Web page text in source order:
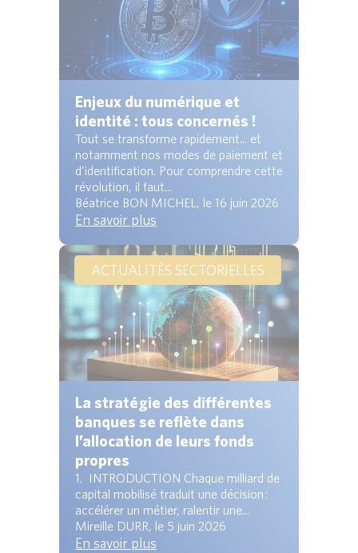
Enjeux du numérique et
identité : tous concernés !
Tout se transforme rapidement... et
notamment nos modes de paiement et
d'identification. Pour comprendre cette
révolution, il faut...
Béatrice BON MICHEL, le 16 juin 2026
En savoir plus
ACTUALITÉS SECTORIELLES
La stratégie des différentes
banques se reflète dans
l’allocation de leurs fonds
propres
1. INTRODUCTION Chaque milliard de
capital mobilisé traduit une décision :
accélérer un métier, ralentir une...
Mireille DURR, le 5 juin 2026
En savoir plus